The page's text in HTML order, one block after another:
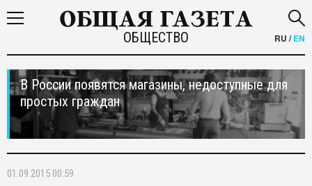
ОБЩЕСТВО RU /EN
В России появятся магазины, недоступные для
простых граждан
01.09.2015 00:59